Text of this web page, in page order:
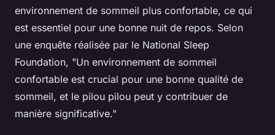
environnement de sommeil plus confortable, ce qui
est essentiel pour une bonne nuit de repos. Selon
une enquête réalisée par le National Sleep
Foundation, "Un environnement de sommeil
confortable est crucial pour une bonne qualité de
sommeil, et le pilou pilou peut y contribuer de
manière significative."